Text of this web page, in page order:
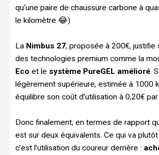
qu’une paire de chaussure carbone à
le kilomètre 😂)
La Nimbus 27, proposée à 200€, justifie
des technologies premium comme la
Eco et le système PureGEL amélioré.
légèrement supérieure, estimée à 1000
équilibre son coût d’utilisation à 0,20€
Donc finalement, en termes de rapport
est sur deux équivalents. Ce qui va
c’est l’utilisation du coureur derrière :